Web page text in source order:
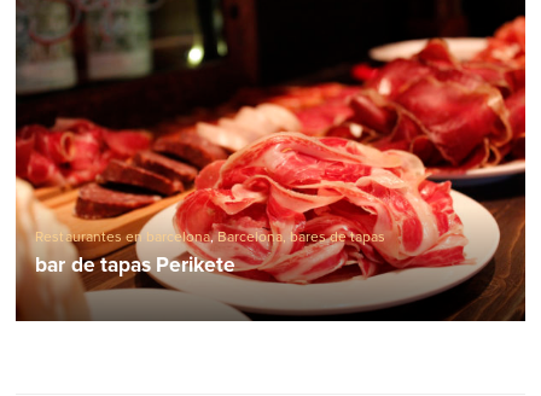
Restaurantes en barcelona,Barcelona, ​​bares de tapas
bar de tapas Perikete